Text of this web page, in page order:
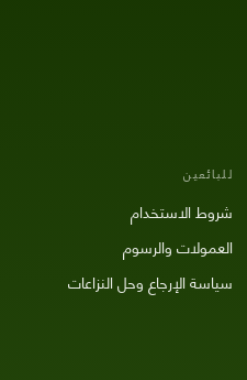
للبائعين
شروط الاستخدام
العمولات والرسوم
سياسة الإرجاع وحل النزاعات